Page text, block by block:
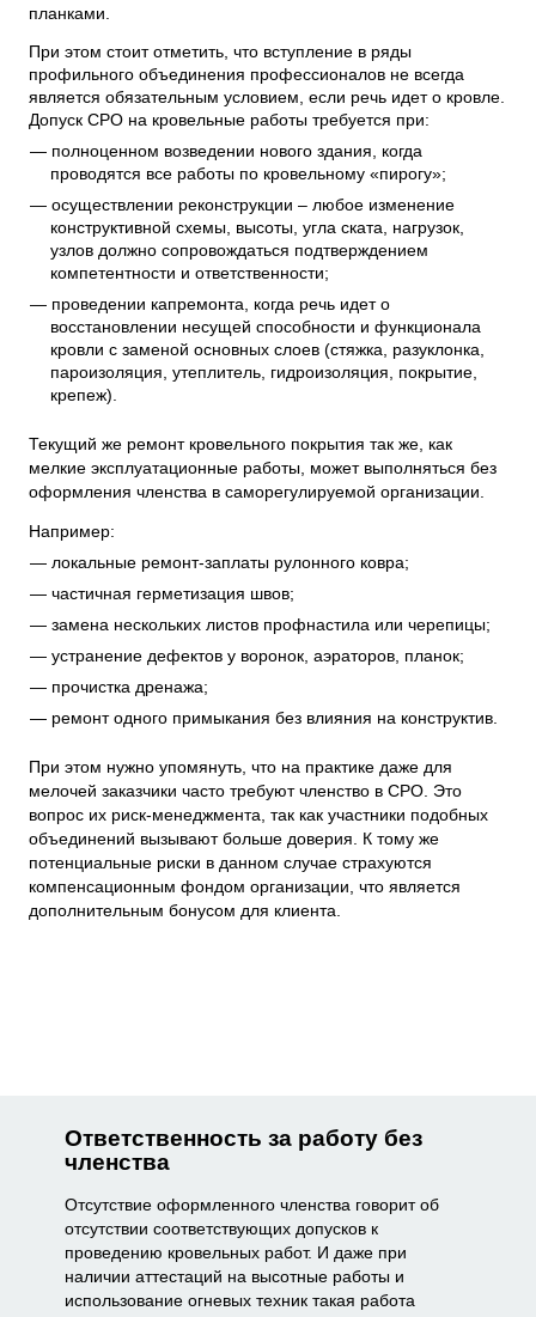
планками.
При этом стоит отметить, что вступление в ряды
профильного объединения профессионалов не всегда
является обязательным условием, если речь идет о кровле.
Допуск СРО на кровельные работы требуется при:
полноценном возведении нового здания, когда
проводятся все работы по кровельному «пирогу»;
осуществлении реконструкции – любое изменение
конструктивной схемы, высоты, угла ската, нагрузок,
узлов должно сопровождаться подтверждением
компетентности и ответственности;
проведении капремонта, когда речь идет о
восстановлении несущей способности и функционала
кровли с заменой основных слоев (стяжка, разуклонка,
пароизоляция, утеплитель, гидроизоляция, покрытие,
крепеж).
Текущий же ремонт кровельного покрытия так же, как
мелкие эксплуатационные работы, может выполняться без
оформления членства в саморегулируемой организации.
Например:
локальные ремонт-заплаты рулонного ковра;
частичная герметизация швов;
замена нескольких листов профнастила или черепицы;
устранение дефектов у воронок, аэраторов, планок;
прочистка дренажа;
ремонт одного примыкания без влияния на конструктив.
При этом нужно упомянуть, что на практике даже для
мелочей заказчики часто требуют членство в СРО. Это
вопрос их риск-менеджмента, так как участники подобных
объединений вызывают больше доверия. К тому же
потенциальные риски в данном случае страхуются
компенсационным фондом организации, что является
дополнительным бонусом для клиента.
Ответственность за работу без
членства
Отсутствие оформленного членства говорит об
отсутствии соответствующих допусков к
проведению кровельных работ. И даже при
наличии аттестаций на высотные работы и
использование огневых техник такая работа